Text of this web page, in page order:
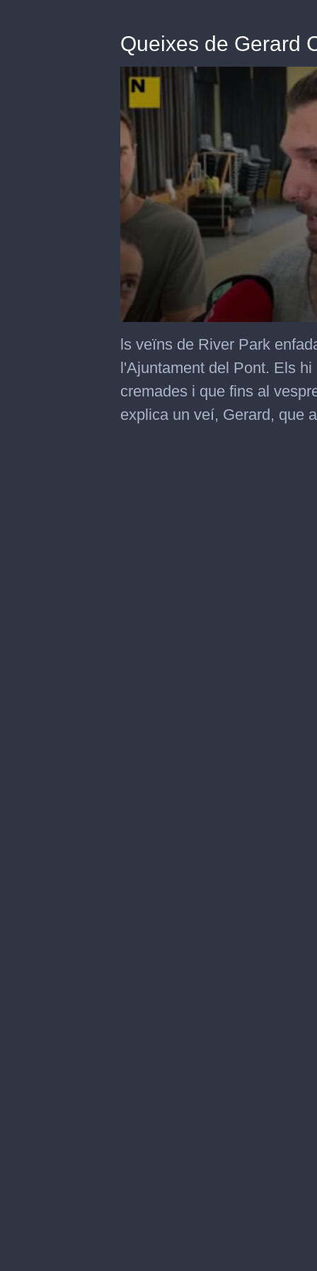
Queixes de Gerard
seconds
of
1
minute,
seconds
ls veïns de River Park
l'Ajuntament del Pont. Els
cremades i que fins al
explica un veí, Gerard, que